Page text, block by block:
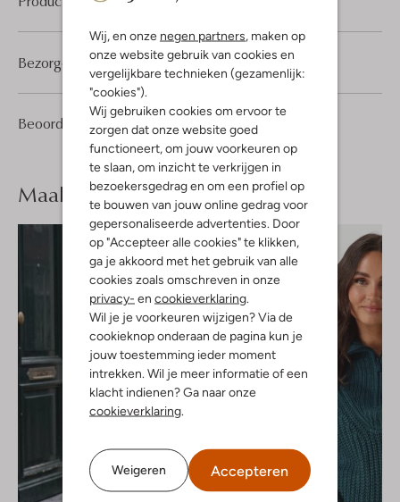
Wij, en onze negen partners , maken op
onze website gebruik van cookies en
vergelijkbare technieken (gezamenlijk:
"cookies").
Wij gebruiken cookies om ervoor te
zorgen dat onze website goed
functioneert, om jouw voorkeuren op
te slaan, om inzicht te verkrijgen in
bezoekersgedrag en om een profiel op
te bouwen van jouw online gedrag voor
gepersonaliseerde advertenties. Door
op "Accepteer alle cookies" te klikken,
ga je akkoord met het gebruik van alle
cookies zoals omschreven in onze
privacy- en cookieverklaring
Wil je je voorkeuren wijzigen? Via de
cookieknop onderaan de pagina kun je
jouw toestemming ieder moment
intrekken. Wil je meer informatie of een
klacht indienen? Ga naar onze
cookieverklaring
Weigeren Accepteren
Beoordelingen (1) 4
1
4
Sterren
Bezorgen & retourneren
Maak jelook compleet